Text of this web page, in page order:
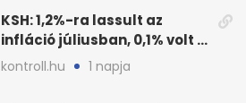
KSH: 1,2%-ra lassult az
infláció júliusban, 0,1% volt a
havi áresés
kontroll.hu 1 napja